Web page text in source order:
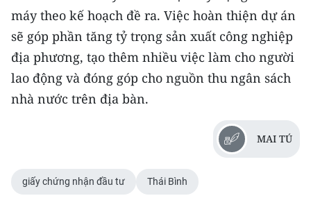
Media Khoa học - Công nghệ
Media Môi trường
Ảnh
máy theo kế hoạch đề ra. Việc hoàn thiện dự án
sẽ góp phần tăng tỷ trọng sản xuất công nghiệp
địa phương, tạo thêm nhiều việc làm cho người
lao động và đóng góp cho nguồn thu ngân sách
nhà nước trên địa bàn.
MAI TÚ
giấy chứng nhận đầu tư Thái Bình